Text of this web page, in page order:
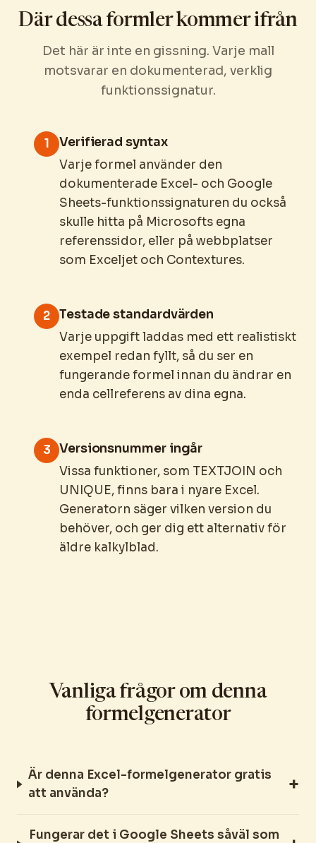
Där dessa formler kommer ifrån
Det här är inte en gissning. Varje mall
motsvarar en dokumenterad, verklig
funktionssignatur.
1 Verifierad syntax
Varje formel använder den
dokumenterade Excel- och Google
Sheets-funktionssignaturen du också
skulle hitta på Microsofts egna
referenssidor, eller på webbplatser
som Exceljet och Contextures.
2 Testade standardvärden
Varje uppgift laddas med ett realistiskt
exempel redan fyllt, så du ser en
fungerande formel innan du ändrar en
enda cellreferens av dina egna.
3 Versionsnummer ingår
Vissa funktioner, som TEXTJOIN och
UNIQUE, finns bara i nyare Excel.
Generatorn säger vilken version du
behöver, och ger dig ett alternativ för
äldre kalkylblad.
Vanliga frågor om denna
formelgenerator
Är denna Excel-formelgenerator gratis
att använda?
Fungerar det i Google Sheets såväl som